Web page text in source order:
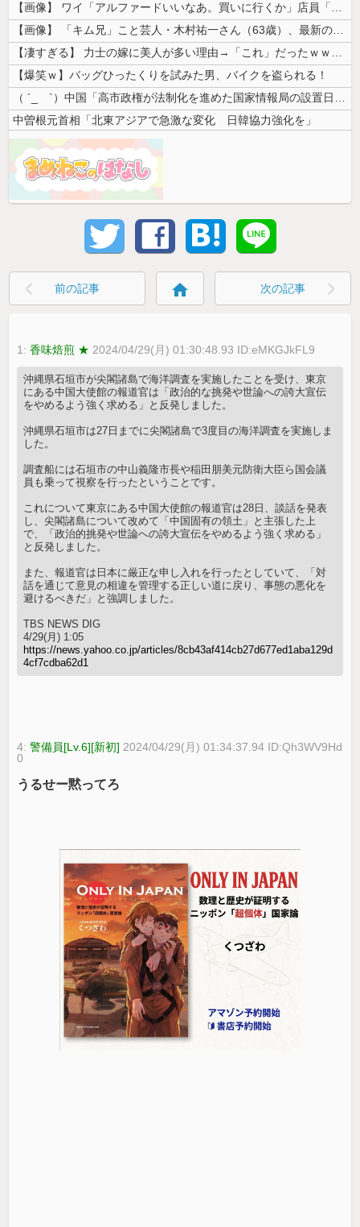
【画像】 ワイ「アルファードいいなあ。買いに行くか」店員「ほいっ見積も...
【画像】 「キム兄」こと芸人・木村祐一さん（63歳）、最新の松本人志さ...
【凄すぎる】 力士の嫁に美人が多い理由→「これ」だったｗｗｗｗｗｗｗ
【爆笑ｗ】バッグひったくりを試みた男、バイクを盗られる！
（ ´_ゝ`）中国「高市政権が法制化を進めた国家情報局の設置日が7月3...
中曽根元首相「北東アジアで急激な変化 日韓協力強化を」
前の記事 home 次の記事
1:香味焙煎 ★ 2024/04/29(月) 01:30:48.93 ID:eMKGJkFL9
沖縄県石垣市が尖閣諸島で海洋調査を実施したことを受け、東京
にある中国大使館の報道官は「政治的な挑発や世論への誇大宣伝
をやめるよう強く求める」と反発しました。
沖縄県石垣市は27日までに尖閣諸島で3度目の海洋調査を実施しま
した。
調査船には石垣市の中山義隆市長や稲田朋美元防衛大臣ら国会議
員も乗って視察を行ったということです。
これについて東京にある中国大使館の報道官は28日、談話を発表
し、尖閣諸島について改めて「中国固有の領土」と主張した上
で、「政治的挑発や世論への誇大宣伝をやめるよう強く求める」
と反発しました。
また、報道官は日本に厳正な申し入れを行ったとしていて、「対
話を通じて意見の相違を管理する正しい道に戻り、事態の悪化を
避けるべきだ」と強調しました。
TBS NEWS DIG
4/29(月) 1:05
https://news.yahoo.co.jp/articles/8cb43af414cb27d677ed1aba129d
4cf7cdba62d1
4:警備員[Lv.6][新初] 2024/04/29(月) 01:34:37.94 ID:Qh3WV9Hd
0
うるせー黙ってろ